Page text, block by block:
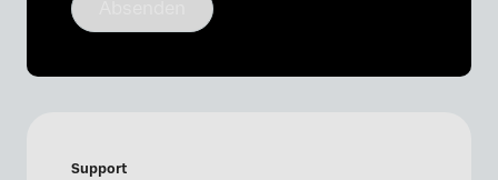
Support